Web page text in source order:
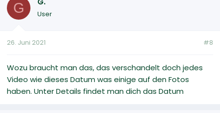
G User
26. Juni 2021 #8
Wozu braucht man das, das verschandelt doch jedes
Video wie dieses Datum was einige auf den Fotos
haben. Unter Details findet man dich das Datum